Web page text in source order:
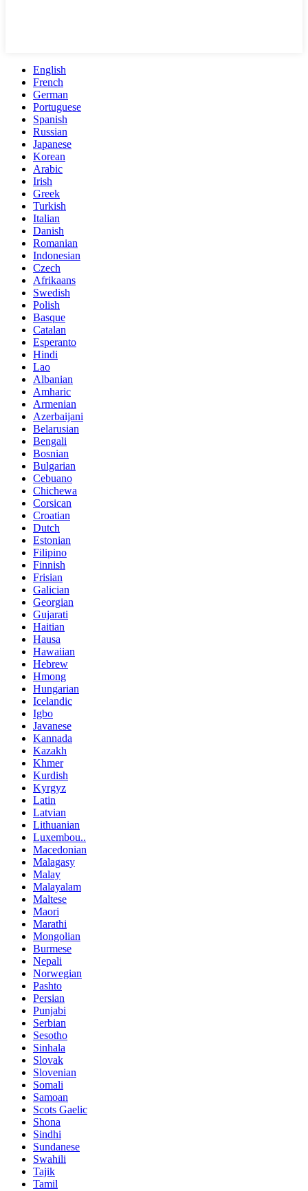
English
French
German
Portuguese
Spanish
Russian
Japanese
Korean
Arabic
Irish
Greek
Turkish
Italian
Danish
Romanian
Indonesian
Czech
Afrikaans
Swedish
Polish
Basque
Catalan
Esperanto
Hindi
Lao
Albanian
Amharic
Armenian
Azerbaijani
Belarusian
Bengali
Bosnian
Bulgarian
Cebuano
Chichewa
Corsican
Croatian
Dutch
Estonian
Filipino
Finnish
Frisian
Galician
Georgian
Gujarati
Haitian
Hausa
Hawaiian
Hebrew
Hmong
Hungarian
Icelandic
Igbo
Javanese
Kannada
Kazakh
Khmer
Kurdish
Kyrgyz
Latin
Latvian
Lithuanian
Luxembou..
Macedonian
Malagasy
Malay
Malayalam
Maltese
Maori
Marathi
Mongolian
Burmese
Nepali
Norwegian
Pashto
Persian
Punjabi
Serbian
Sesotho
Sinhala
Slovak
Slovenian
Somali
Samoan
Scots Gaelic
Shona
Sindhi
Sundanese
Swahili
Tajik
Tamil